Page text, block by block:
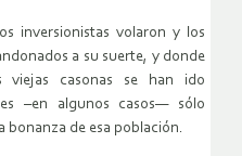
inversionistas volaron y los
a su suerte, y donde
casonas se han ido
–en algunos casos— sólo
bonanza de esa población.